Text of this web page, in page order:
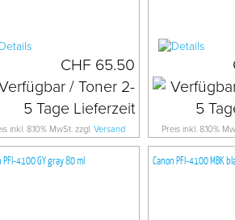
CHF 65.50
inkl. 8.10% MwSt. zzgl.Versand Preis inkl. 8.10%
PFI-4100 GY gray 80 ml Canon PFI-4100 MBK